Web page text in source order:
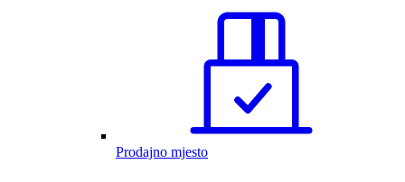
Prodajno mjesto